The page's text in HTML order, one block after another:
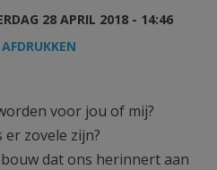
28 APRIL 2018 - 14:46
AFDRUKKEN
voor jou of mij?
zovele zijn?
dat ons herinnert aan